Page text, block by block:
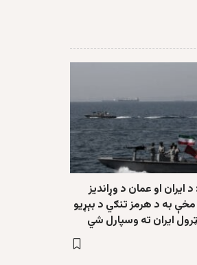
د ایران او عمان د وړاندیز
به د هرمز تنګي د بېړیو
ایران ته وسپارل شي